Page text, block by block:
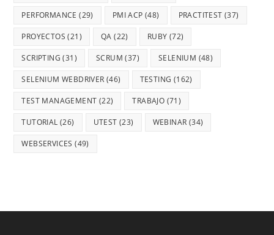
PERFORMANCE (29) PMI ACP (48) PRACTITEST (37)
PROYECTOS (21) QA (22) RUBY (72)
SCRIPTING (31) SCRUM (37) SELENIUM (48)
SELENIUM WEBDRIVER (46) TESTING (162)
TEST MANAGEMENT (22) TRABAJO (71)
TUTORIAL (26) UTEST (23) WEBINAR (34)
WEBSERVICES (49)